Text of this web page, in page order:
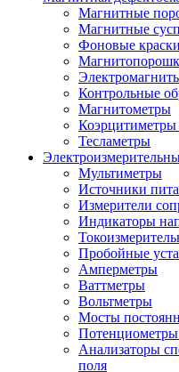
Магнитные
Магнитные
Фоновые краски
Контрольные
Магнитометры
Коэрцитиметры
Тесламетры
Мультиметры
Источники
Измерители
Индикаторы
Пробойные
Амперметры
Ваттметры
Вольтметры
Мосты
Анализаторы
поля